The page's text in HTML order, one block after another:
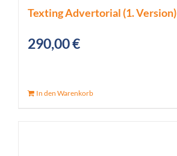
Texting Advertorial (1. Version)
290,00€
In den Warenkorb